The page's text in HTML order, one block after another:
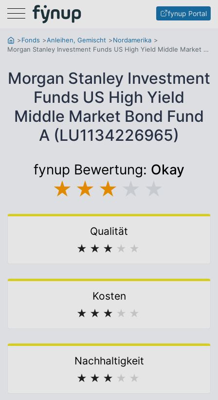
Menu fynup Portal
Fonds Anleihen, Gemischt
Nordamerika
Morgan Stanley Investment Funds US High Yield Middle Market Bond Fund A
Morgan Stanley Investment
Funds US High Yield
Middle Market Bond Fund
A (LU1134226965)
fynup Bewertung: Okay
★ ★ ★
Qualität
★ ★ ★ ★ ★
Kosten
★ ★ ★ ★ ★
Nachhaltigkeit
★ ★ ★ ★ ★